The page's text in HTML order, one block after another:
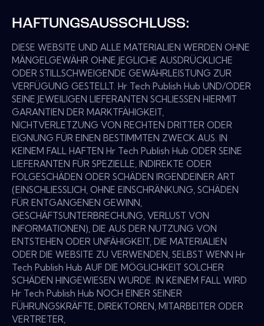
HAFTUNGSAUSSCHLUSS:
DIESE WEBSITE UND ALLE MATERIALIEN WERDEN OHNE
MÄNGELGEWÄHR OHNE JEGLICHE AUSDRÜCKLICHE
ODER STILLSCHWEIGENDE GEWÄHRLEISTUNG ZUR
VERFÜGUNG GESTELLT. Hr Tech Publish Hub UND/ODER
SEINE JEWEILIGEN LIEFERANTEN SCHLIESSEN HIERMIT
GARANTIEN DER MARKTFÄHIGKEIT,
NICHTVERLETZUNG VON RECHTEN DRITTER ODER
EIGNUNG FÜR EINEN BESTIMMTEN ZWECK AUS. IN
KEINEM FALL HAFTEN Hr Tech Publish Hub ODER SEINE
LIEFERANTEN FÜR SPEZIELLE, INDIREKTE ODER
FOLGESCHÄDEN ODER SCHÄDEN IRGENDEINER ART
(EINSCHLIESSLICH, OHNE EINSCHRÄNKUNG, SCHÄDEN
FÜR ENTGANGENEN GEWINN,
GESCHÄFTSUNTERBRECHUNG, VERLUST VON
INFORMATIONEN), DIE AUS DER NUTZUNG VON
ENTSTEHEN ODER UNFÄHIGKEIT, DIE MATERIALIEN
ODER DIE WEBSITE ZU VERWENDEN, SELBST WENN Hr
Tech Publish Hub AUF DIE MÖGLICHKEIT SOLCHER
SCHÄDEN HINGEWIESEN WURDE. IN KEINEM FALL WIRD
Hr Tech Publish Hub NOCH EINER SEINER
FÜHRUNGSKRÄFTE, DIREKTOREN, MITARBEITER ODER
VERTRETER,